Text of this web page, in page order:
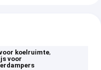
koelruimte,
voor